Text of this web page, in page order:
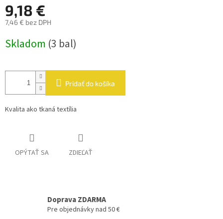
9,18 €
7,46 € bez DPH
cena:
Skladom (3 bal)
Pridať do košíka
Kvalita ako tkaná textília
OPÝTAŤ SA ZDIEĽAŤ
Doprava ZDARMA
Pre objednávky nad 50 €